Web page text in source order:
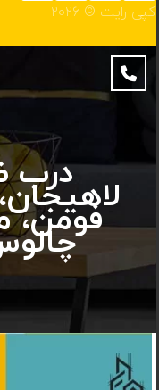
کپی رایت © ۲۰۲۶
درب
فومن،